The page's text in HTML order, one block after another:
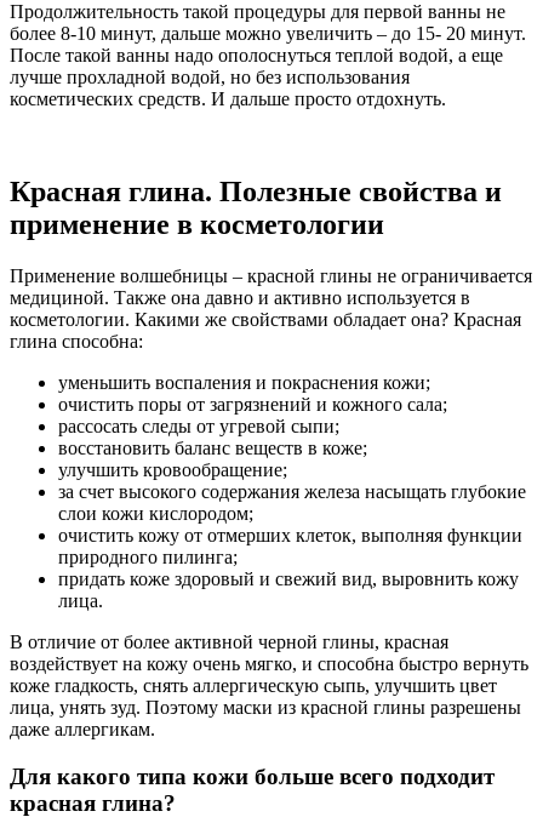
Продолжительность такой процедуры для первой ванны не
более 8-10 минут, дальше можно увеличить – до 15- 20 минут.
После такой ванны надо ополоснуться теплой водой, а еще
лучше прохладной водой, но без использования
косметических средств. И дальше просто отдохнуть.
Красная глина. Полезные свойства и
применение в косметологии
Применение волшебницы – красной глины не ограничивается
медициной. Также она давно и активно используется в
косметологии. Какими же свойствами обладает она? Красная
глина способна:
уменьшить воспаления и покраснения кожи;
очистить поры от загрязнений и кожного сала;
рассосать следы от угревой сыпи;
восстановить баланс веществ в коже;
улучшить кровообращение;
за счет высокого содержания железа насыщать глубокие
слои кожи кислородом;
очистить кожу от отмерших клеток, выполняя функции
природного пилинга;
придать коже здоровый и свежий вид, выровнить кожу
лица.
В отличие от более активной черной глины, красная
воздействует на кожу очень мягко, и способна быстро вернуть
коже гладкость, снять аллергическую сыпь, улучшить цвет
лица, унять зуд. Поэтому маски из красной глины разрешены
даже аллергикам.
Для какого типа кожи больше всего подходит
красная глина?